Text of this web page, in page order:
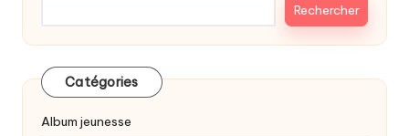
Rechercher
Catégories
Album jeunesse